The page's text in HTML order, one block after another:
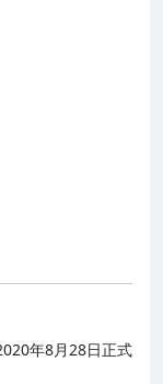
年8月28日正式